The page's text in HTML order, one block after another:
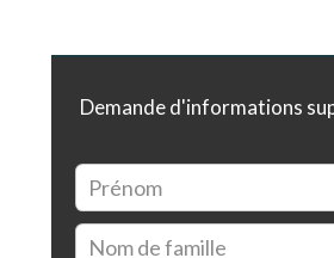
Demande d'informations